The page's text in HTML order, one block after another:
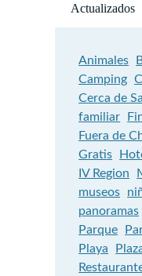
Actualizados
Animales
Camping
Cerca de
familiar
Fuera de
Gratis
IV Region
museos
panoramas
Parque
Playa